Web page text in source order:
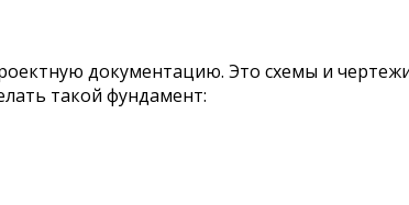
документацию. Это схемы и
такой фундамент: